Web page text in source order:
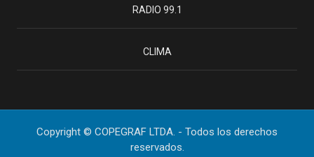
RADIO 99.1
CLIMA
Copyright © COPEGRAF LTDA. - Todos los derechos
reservados.